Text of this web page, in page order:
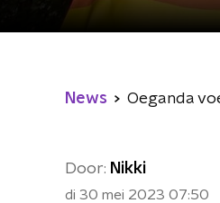
News Oeganda
Door: Nikki
di 30 mei 2023 07:50